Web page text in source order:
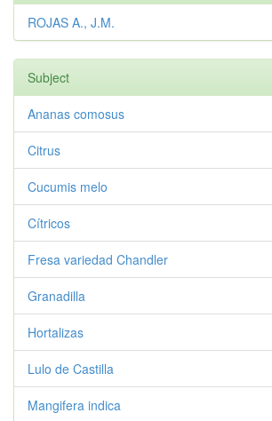
ROJAS A., J.M.
Subject
Ananas comosus
Citrus
Cucumis melo
Cítricos
Fresa variedad Chandler
Granadilla
Hortalizas
Lulo de Castilla
Mangifera indica